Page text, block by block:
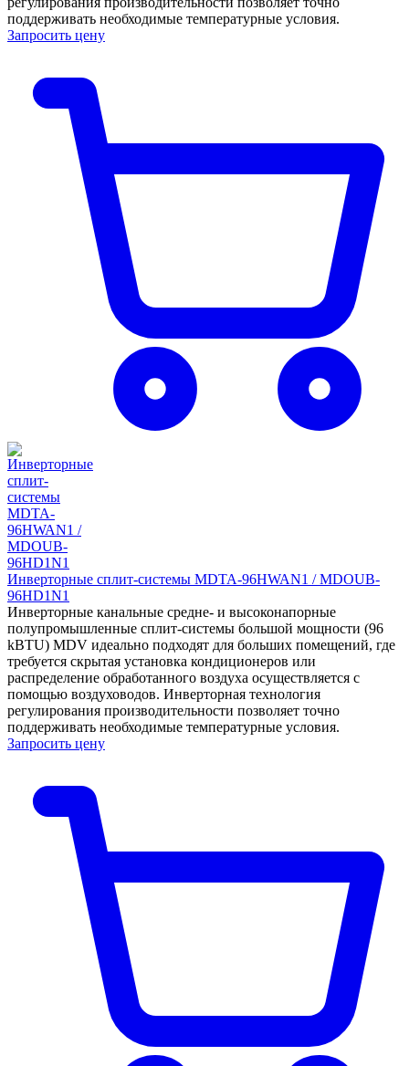
поддерживать необходимые температурные условия.
Запросить цену
Инверторные сплит-системы MDTA-96HWAN1 / MDOUB-
96HD1N1
Инверторные канальные средне- и высоконапорные
полупромышленные сплит-системы большой мощности (96
kBTU) MDV идеально подходят для больших помещений, где
требуется скрытая установка кондиционеров или
распределение обработанного воздуха осуществляется с
помощью воздуховодов. Инверторная технология
регулирования производительности позволяет точно
поддерживать необходимые температурные условия.
Запросить цену